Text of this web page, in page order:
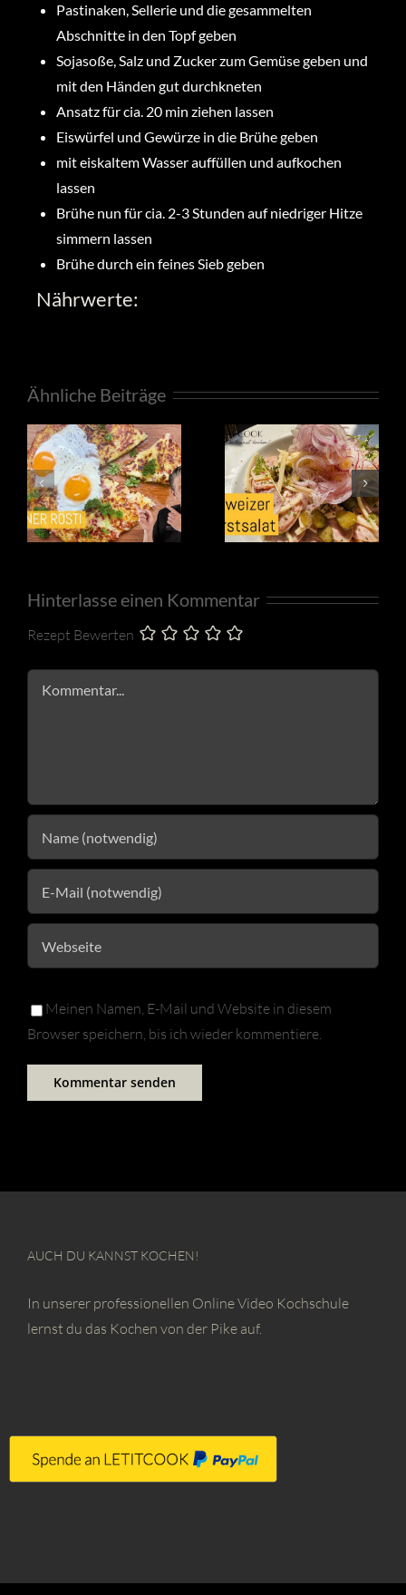
Pastinaken, Sellerie und die gesammelten
Abschnitte in den Topf geben
Sojasoße, Salz und Zucker zum Gemüse geben und
mit den Händen gut durchkneten
Ansatz für cia. 20 min ziehen lassen
Eiswürfel und Gewürze in die Brühe geben
mit eiskaltem Wasser auffüllen und aufkochen
lassen
Brühe nun für cia. 2-3 Stunden auf niedriger Hitze
simmern lassen
Brühe durch ein feines Sieb geben
Nährwerte:
Ähnliche Beiträge
Hinterlasse einen Kommentar
Rezept Bewerten
Kommentar
Meinen Namen, E-Mail und Website in diesem
Browser speichern, bis ich wieder kommentiere.
AUCH DU KANNST KOCHEN!
In unserer professionellen Online Video Kochschule
lernst du das Kochen von der Pike auf.